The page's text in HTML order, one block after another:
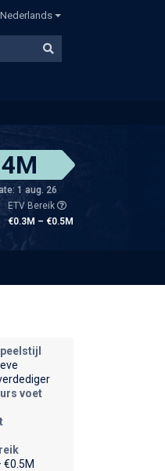
Nederlands
1 aug. 26
ETV Bereik
€0.3M – €0.5M
voet
€0.5M